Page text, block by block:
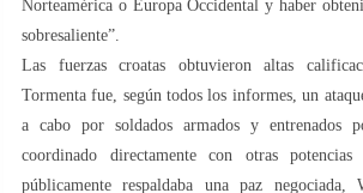
Norteamérica o Europa Occidental y haber
sobresaliente”.
Las fuerzas croatas obtuvieron altas
Tormenta fue, según todos los informes, un
a cabo por soldados armados y entrenados
coordinado directamente con otras potencias
públicamente respaldaba una paz negociada,